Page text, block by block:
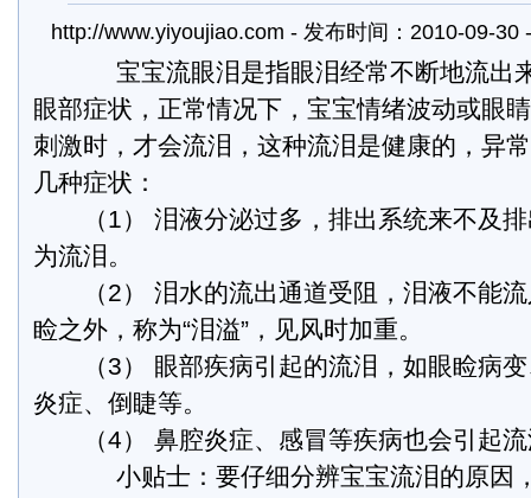
http://www.yiyoujiao.com - 发布时间：2010-09-
宝宝流眼泪是指眼泪经常不断地流出
眼部症状，正常情况下，宝宝情绪波动或眼
刺激时，才会流泪，这种流泪是健康的，异
几种症状：
（1） 泪液分泌过多，排出系统来不及排
为流泪。
（2） 泪水的流出通道受阻，泪液不能流
睑之外，称为“泪溢”，见风时加重。
（3） 眼部疾病引起的流泪，如眼睑病变
炎症、倒睫等。
（4） 鼻腔炎症、感冒等疾病也会引起流
小贴士：要仔细分辨宝宝流泪的原因